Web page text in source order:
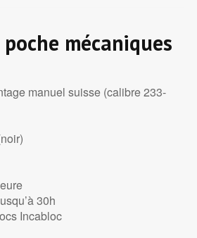
mécaniques
manuel suisse (calibre 233-
30h
Incabloc